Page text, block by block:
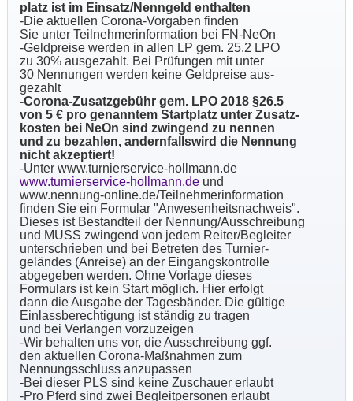
platz ist im Einsatz/Nenngeld enthalten
-Die aktuellen Corona-Vorgaben finden
Sie unter Teilnehmerinformation bei FN-NeOn
-Geldpreise werden in allen LP gem. 25.2 LPO
zu 30% ausgezahlt. Bei Prüfungen mit unter
30 Nennungen werden keine Geldpreise aus-
gezahlt
-Corona-Zusatzgebühr gem. LPO 2018 §26.5
von 5 € pro genanntem Startplatz unter Zusatz-
kosten bei NeOn sind zwingend zu nennen
und zu bezahlen, andernfallswird die Nennung
nicht akzeptiert!
-Unter www.turnierservice-hollmann.de
www.turnierservice-hollmann.de und
www.nennung-online.de/Teilnehmerinformation
finden Sie ein Formular "Anwesenheitsnachweis".
Dieses ist Bestandteil der Nennung/Ausschreibung
und MUSS zwingend von jedem Reiter/Begleiter
unterschrieben und bei Betreten des Turnier-
geländes (Anreise) an der Eingangskontrolle
abgegeben werden. Ohne Vorlage dieses
Formulars ist kein Start möglich. Hier erfolgt
dann die Ausgabe der Tagesbänder. Die gültige
Einlassberechtigung ist ständig zu tragen
und bei Verlangen vorzuzeigen
-Wir behalten uns vor, die Ausschreibung ggf.
den aktuellen Corona-Maßnahmen zum
Nennungsschluss anzupassen
-Bei dieser PLS sind keine Zuschauer erlaubt
-Pro Pferd sind zwei Begleitpersonen erlaubt